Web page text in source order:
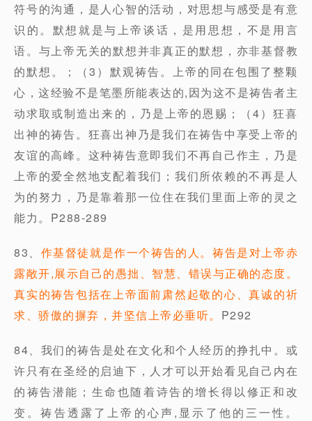
符号的沟通，是人心智的活动，对思想与感受是有意
识的。默想就是与上帝谈话，是用思想，不是用言
语。与上帝无关的默想并非真正的默想，亦非基督教
的默想。；（3）默观祷告。上帝的同在包围了整颗
心，这经验不是笔墨所能表达的,因为这不是祷告者主
动求取或制造出来的，乃是上帝的恩赐；（4）狂喜
出神的祷告。狂喜出神乃是我们在祷告中享受上帝的
友谊的高峰。这种祷告意即我们不再自己作主，乃是
上帝的爱全然地支配着我们；我们所依赖的不再是人
为的努力，乃是靠着那一位住在我们里面上帝的灵之
能力。P288-289
83、 作基督徒就是作一个祷告的人。祷告是对上帝赤
露敞开,展示自己的愚拙、智慧、错误与正确的态度。
真实的祷告包括在上帝面前肃然起敬的心、真诚的祈
求、骄傲的摒弃，并坚信上帝必垂听。 P292
84、我们的祷告是处在文化和个人经历的挣扎中。或
许只有在圣经的启迪下，人才可以开始看见自己内在
的祷告潜能；生命也随着诗告的增长得以修正和改
变。祷告透露了上帝的心声,显示了他的三一性。